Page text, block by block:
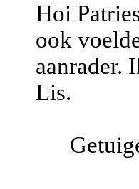
Hoi
ook
aanrader.
Lis.